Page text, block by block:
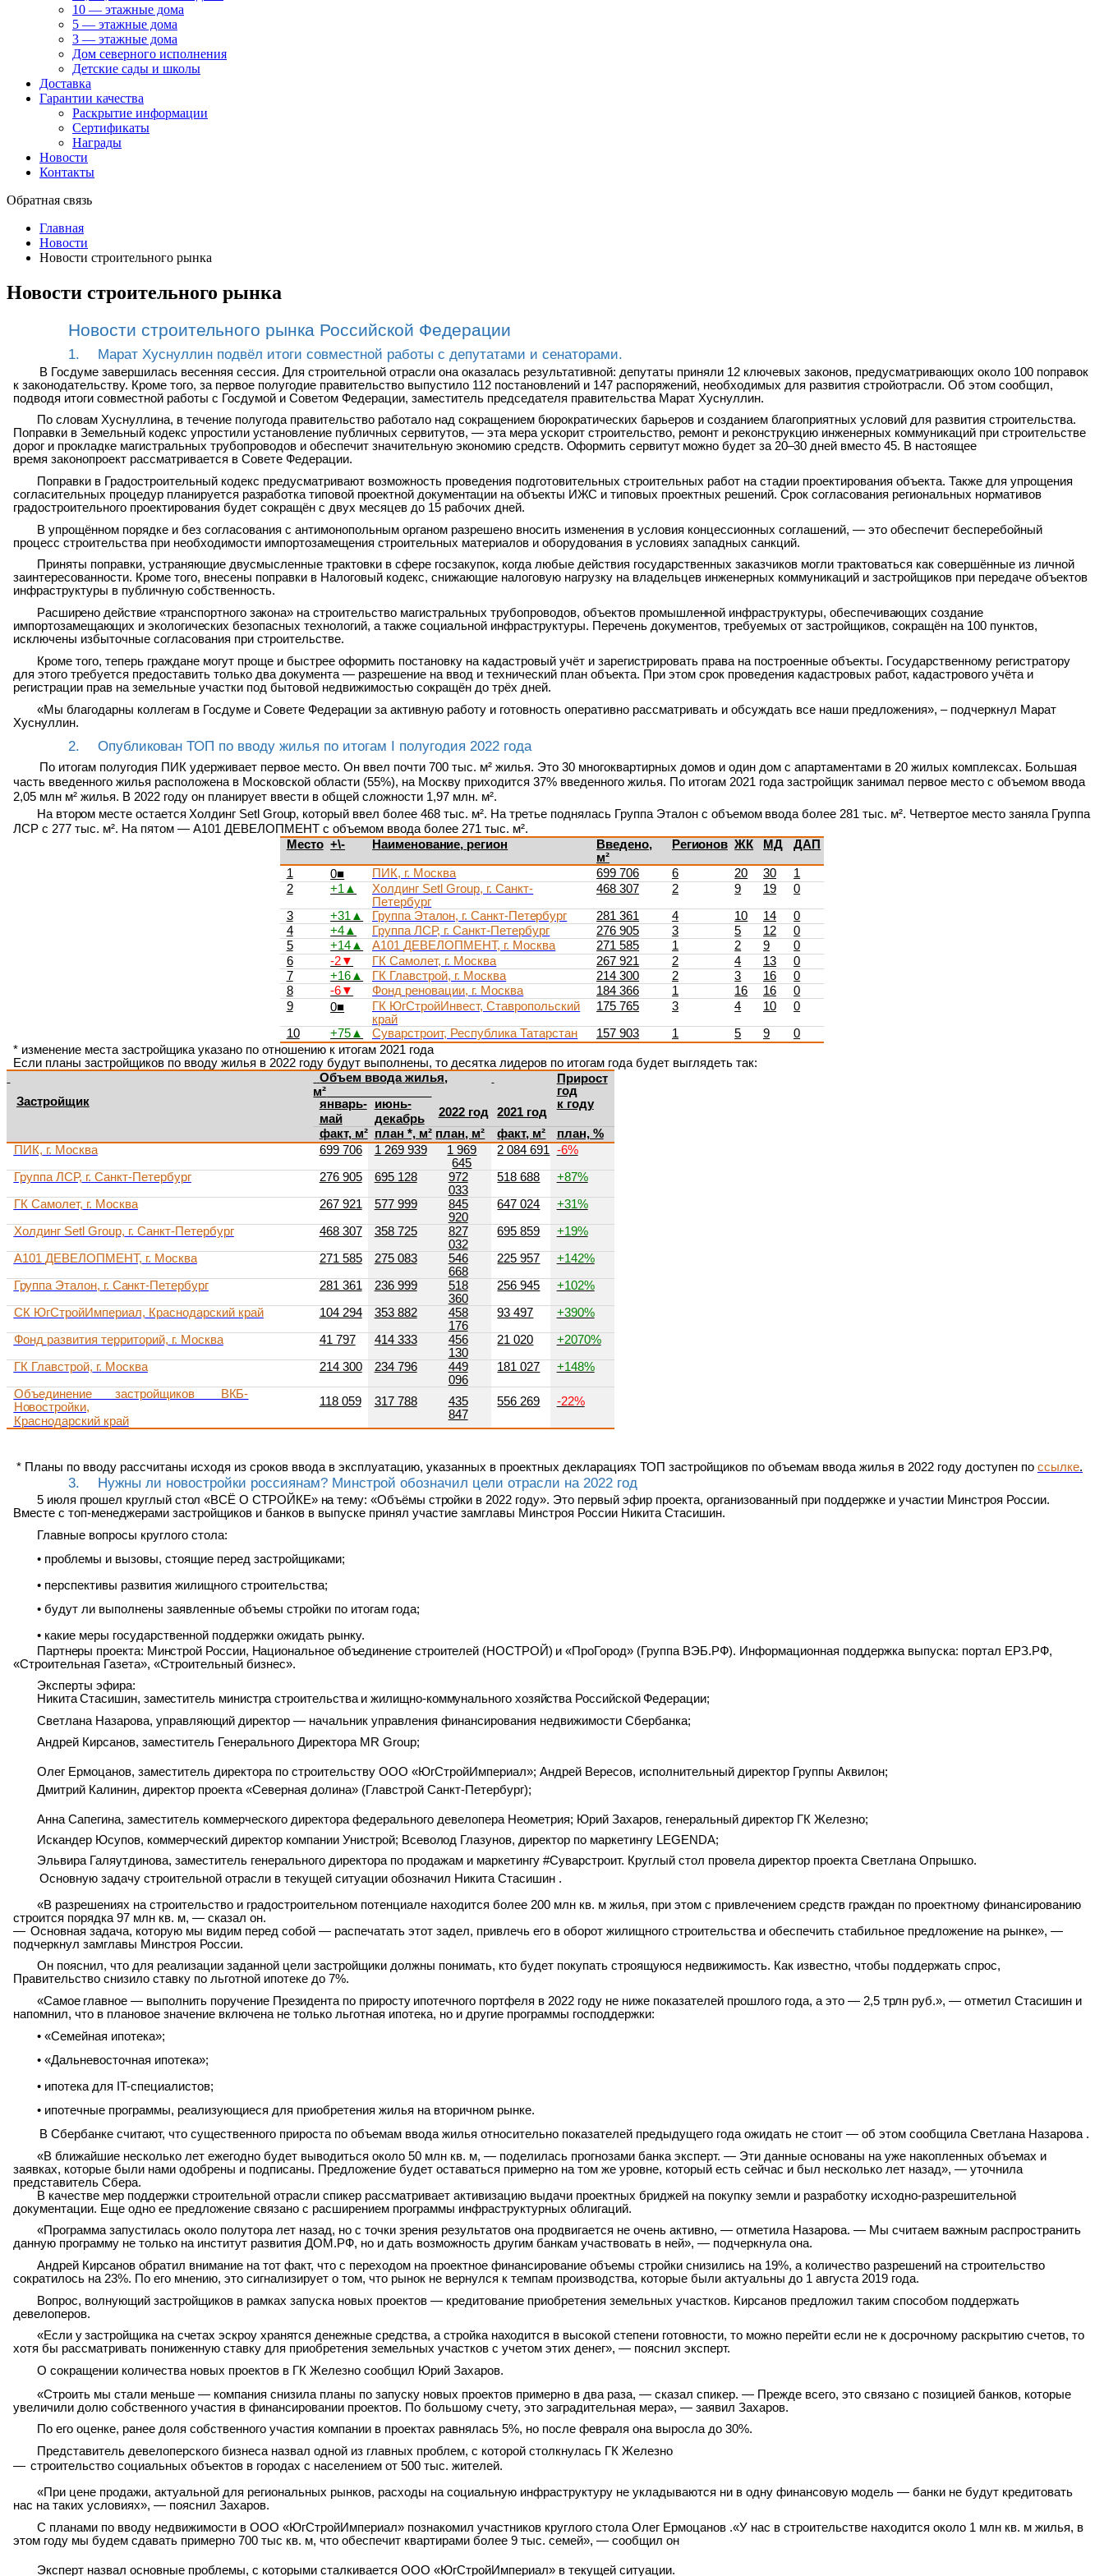
10 — этажные дома
5 — этажные дома
3 — этажные дома
Дом северного исполнения
Детские сады и школы
Доставка
Гарантии качества
Раскрытие информации
Сертификаты
Награды
Новости
Контакты
Обратная связь
Главная
Новости
Новости строительного рынка
Новости строительного рынка
Новости строительного рынка Российской Федерации
1. Марат Хуснуллин подвёл итоги совместной работы с депутатами и сенаторами.
В Госдуме завершилась весенняя сессия. Для строительной отрасли она оказалась результативной: депутаты приняли 12 ключевых законов, предусматривающих около 100 поправок
к законодательству. Кроме того, за первое полугодие правительство выпустило 112 постановлений и 147 распоряжений, необходимых для развитиястройотрасли. Об этом сообщил,
подводя итоги совместной работы с Госдумой и Советом Федерации, заместитель председателя правительства Марат Хуснуллин.
По словам Хуснуллина, в течение полугода правительство работало над сокращением бюрократических барьеров и созданием благоприятных условий для развития строительства.
Поправки в Земельный кодекс упростили установление публичных сервитутов, — эта мера ускорит строительство, ремонт и реконструкцию инженерных коммуникаций при строительстве
дорог и прокладке магистральных трубопроводов и обеспечитзначительную экономию средств. Оформить сервитут можно будет за 20–30 дней вместо 45. В настоящее
времязаконопроект рассматривается в Совете Федерации.
Поправки в Градостроительный кодекс предусматривают возможность проведения подготовительных строительных работ на стадии проектирования объекта. Также для упрощения
согласительных процедур планируется разработка типовой проектной документации на объекты ИЖС и типовых проектных решений. Срок согласования региональных нормативов
градостроительного проектирования будет сокращён с двух месяцев до 15 рабочих дней.
В упрощённом порядке и без согласования с антимонопольным органом разрешено вносить изменения в условия концессионных соглашений, — это обеспечит бесперебойный
процесс строительства при необходимости импортозамещения строительных материалов и оборудования в условиях западных санкций.
Приняты поправки, устраняющие двусмысленные трактовки в сфере госзакупок, когда любые действия государственных заказчиков могли трактоваться как совершённые из личной
заинтересованности. Кроме того, внесены поправки в Налоговый кодекс, снижающие налоговую нагрузку на владельцев инженерных коммуникаций и застройщиков при передаче объектов
инфраструктуры в публичную собственность.
Расширено действие «транспортного закона» на строительство магистральных трубопроводов, объектов промышленной инфраструктуры, обеспечивающих создание
импортозамещающих и экологическихбезопасныхтехнологий, а также социальной инфраструктуры. Перечень документов, требуемых от застройщиков, сокращён на 100 пунктов,
исключены избыточные согласования при строительстве.
Кроме того, теперь граждане могут проще и быстрее оформить постановку на кадастровый учёт и зарегистрировать права на построенные объекты. Государственному регистратору
для этого требуется предоставить только два документа — разрешение на ввод и технический план объекта. При этом срок проведения кадастровых работ, кадастрового учёта и
регистрации прав на земельные участки под бытовой недвижимостью сокращён до трёхдней.
«Мы благодарны коллегам в Госдуме и Совете Федерации за активную работу и готовность оперативно рассматривать и обсуждать все наши предложения», – подчеркнул Марат
Хуснуллин.
2. Опубликован ТОП по вводу жилья по итогам I полугодия 2022 года
По итогам полугодия ПИК удерживает первое место. Он ввел почти 700 тыс. м² жилья. Это 30 многоквартирных домов и один дом с апартаментами в 20 жилых комплексах. Большая
часть введенного жилья расположена в Московской области (55%), на Москву приходится 37% введенного жилья. По итогам 2021 года застройщик занимал первое место с объемом ввода
2,05 млн м² жилья. В 2022 году он планирует ввести в общей сложности 1,97 млн. м².
На втором месте остается Холдинг Setl Group, который ввел более 468 тыс. м². На третье поднялась Группа Эталон с объемом ввода более 281 тыс. м². Четвертое место заняла Группа
ЛСР с 277 тыс. м². На пятом — А101ДЕВЕЛОПМЕНТ с объемом ввода более 271 тыс. м².
Место +\- Наименование, регион
Введено,
м²
Регионов ЖК МД ДАП
1 0■ ПИК, г. Москва 699 706 6 20 30
1
2
+1▲ Холдинг Setl Group, г. Санкт-
Петербург
468 307 2 9 19 0
3 +31▲ Группа Эталон, г. Санкт-Петербург 281 361 4 10 14
0
4
+4▲ Группа ЛСР, г. Санкт-Петербург 276 905 3 5 12
0
5
+14▲ А101 ДЕВЕЛОПМЕНТ, г. Москва 271 585 1 2 9
0
6
-2▼ ГК Самолет, г. Москва 267 921 2 4 13
0
7
+16▲ ГК Главстрой, г. Москва 214 300 2 3 16
0
8
-6▼ Фонд реновации, г. Москва 184 366 1 16 16
0
9
0■ ГК ЮгСтройИнвест, Ставропольский
край
175 765 3 4 10 0
10 +75▲ Суварстроит, Республика Татарстан 157 903 1 5 9
0
* изменение места застройщика указано по отношению к итогам 2021 года
Если планы застройщиков по вводу жилья в 2022 году будут выполнены, то десятка лидеров по итогам года будет выглядеть так:
Застройщик
Объем ввода жилья,
м²
Прирост
год
к году
январь- июнь-
2022 год 2021 год
май
декабрь
факт, м² план *, м² план, м² факт, м²
план, %
ПИК, г. Москва 699 706 1 269 939
1 969
645
2 084 691 -6%
Группа ЛСР, г. Санкт-Петербург 276 905 695 128
972
033
518 688 +87%
ГК Самолет, г. Москва 267 921 577 999
845
920
647 024 +31%
Холдинг Setl Group, г. Санкт-Петербург 468 307 358 725
827
032
695 859 +19%
А101 ДЕВЕЛОПМЕНТ, г. Москва 271 585 275 083
546
668
225 957 +142%
Группа Эталон, г. Санкт-Петербург 281 361 236 999
518
360
256 945 +102%
СК ЮгСтройИмпериал, Краснодарский край 104 294 353 882
458
176
93 497 +390%
Фонд развития территорий, г. Москва 41 797 414 333
456
130
21 020 +2070%
ГК Главстрой, г. Москва 214 300 234 796
449
096
181 027 +148%
Объединение застройщиков
ВКБ-
Новостройки,
Краснодарский край
118 059 317 788
435
847
556 269 -22%
* Планы по вводу рассчитаны исходя из сроков ввода в эксплуатацию, указанных в проектных декларациях ТОП застройщиков по объемам ввода жилья в 2022 году доступен по ссылке.
3. Нужны ли новостройки россиянам? Минстрой обозначил цели отрасли на 2022 год
5 июля прошел круглый стол «ВСЁ О СТРОЙКЕ» на тему: «Объёмы стройки в 2022 году». Это первый эфир проекта, организованный при поддержке и участии Минстроя России.
Вместе с топ-менеджерами застройщиков и банков в выпуске принял участие замглавы Минстроя России Никита Стасишин.
Главные вопросы круглого стола:
• проблемы и вызовы, стоящие перед застройщиками;
• перспективы развития жилищного строительства;
• будут ли выполнены заявленные объемы стройки по итогам года;
• какие меры государственной поддержки ожидать рынку.
Партнеры проекта: Минстрой России, Национальное объединение строителей (НОСТРОЙ) и «ПроГород» (Группа ВЭБ.РФ). Информационная поддержка выпуска: портал ЕРЗ.РФ,
«Строительная Газета», «Строительныйбизнес».
Эксперты эфира:
Никита Стасишин, заместитель министра строительства и жилищно-коммунального хозяйства Российской Федерации;
Светлана Назарова, управляющий директор — начальник управления финансирования недвижимости Сбербанка;
Андрей Кирсанов, заместитель Генерального Директора MR Group;
Олег Ермоцанов, заместитель директора по строительству ООО «ЮгСтройИмпериал»; Андрей Вересов, исполнительный директор Группы Аквилон;
Дмитрий Калинин, директор проекта «Северная долина» (Главстрой Санкт-Петербург);
Анна Сапегина, заместитель коммерческого директора федерального девелопера Неометрия; Юрий Захаров, генеральный директор ГК Железно;
Искандер Юсупов, коммерческий директор компании Унистрой; Всеволод Глазунов, директор по маркетингу LEGENDA;
Эльвира Галяутдинова, заместитель генерального директора по продажам и маркетингу #Суварстроит. Круглый стол провела директор проекта Светлана Опрышко.
Основную задачу строительной отрасли в текущей ситуации обозначил Никита Стасишин .
«В разрешениях на строительство и градостроительном потенциале находится более 200 млн кв. м жилья, при этом с привлечением средств граждан по проектному финансированию
строится порядка 97 млн кв. м, — сказал он.
— Основная задача, которую мы видим перед собой — распечатать этот задел, привлечь его в оборот жилищного строительства и обеспечить стабильное предложение на рынке», —
подчеркнул замглавы Минстроя России.
Он пояснил, что для реализации заданной цели застройщики должны понимать, кто будет покупать строящуюся недвижимость. Как известно, чтобы поддержать спрос,
Правительство снизило ставку по льготной ипотеке до 7%.
«Самое главное — выполнить поручение Президента по приросту ипотечного портфеля в 2022 году не ниже показателей прошлого года, а это — 2,5 трлн руб.», — отметил Стасишин и
напомнил, что в плановое значение включена не только льготная ипотека, но и другие программы господдержки:
• «Семейная ипотека»;
• «Дальневосточная ипотека»;
• ипотека для IT-специалистов;
• ипотечные программы, реализующиеся для приобретения жилья на вторичном рынке.
В Сбербанке считают, что существенного прироста по объемам ввода жилья относительно показателей предыдущего года ожидать не стоит — об этом сообщила Светлана Назарова .
«В ближайшие несколько лет ежегодно будет выводиться около 50 млн кв. м, — поделилась прогнозами банка эксперт. — Эти данные основаны на уже накопленных объемах и
заявках, которые были нами одобрены и подписаны. Предложение будет оставаться примерно на том же уровне, который есть сейчас и был несколько лет назад», — уточнила
представитель Сбера.
В качестве мер поддержки строительной отрасли спикер рассматривает активизацию выдачи проектных бриджей на покупку земли и разработку исходно-разрешительной
документации. Еще одно ее предложение связано с расширением программы инфраструктурных облигаций.
«Программа запустилась около полутора лет назад, но с точки зрения результатов она продвигается не очень активно, — отметила Назарова. — Мы считаем важным распространить
данную программу не только на институт развития ДОМ.РФ, но и дать возможность другим банкам участвовать в ней», — подчеркнула она.
Андрей Кирсанов обратил внимание на тот факт, что с переходом на проектное финансирование объемы стройки снизились на 19%, а количество разрешений на строительство
сократилось на 23%. По его мнению, этосигнализирует о том, что рынок не вернулся к темпам производства, которые были актуальны до 1 августа 2019 года.
Вопрос, волнующий застройщиков в рамках запуска новых проектов — кредитование приобретения земельных участков. Кирсанов предложил таким способом поддержать
девелоперов.
«Если у застройщика на счетах эскроу хранятся денежные средства, а стройка находится в высокой степени готовности, то можно перейти если не к досрочному раскрытию счетов, то
хотя бы рассматривать пониженнуюставку для приобретения земельных участков с учетом этих денег», — пояснил эксперт.
О сокращении количества новых проектов в ГК Железно сообщил Юрий Захаров.
«Строить мы стали меньше — компания снизила планы по запуску новых проектов примерно в два раза, — сказал спикер. — Прежде всего, это связано с позицией банков, которые
увеличили долю собственного участия в финансировании проектов. По большому счету, это заградительная мера», — заявил Захаров.
По его оценке, ранее доля собственного участия компании в проектах равнялась 5%, но после февраля она выросла до 30%.
Представитель девелоперского бизнеса назвал одной из главных проблем, с которой столкнулась ГК Железно
— строительство социальных объектов в городах с населением от 500 тыс. жителей.
«При цене продажи, актуальной для региональных рынков, расходы на социальную инфраструктуру не укладываются ни в одну финансовую модель — банки не будут кредитовать
нас на таких условиях», — пояснилЗахаров.
С планами по вводу недвижимости в ООО «ЮгСтройИмпериал» познакомил участников круглого стола Олег Ермоцанов .«У нас в строительстве находится около 1 млн кв. м жилья, в
этом году мы будем сдавать примерно 700 тыс кв. м, что обеспечит квартирами более 9 тыс. семей», — сообщил он
Эксперт назвал основные проблемы, с которыми сталкивается ООО «ЮгСтройИмпериал» в текущей ситуации.